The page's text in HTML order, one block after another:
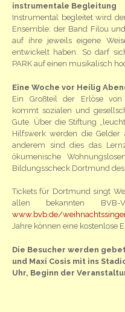
instrumentale Begleitung
Instrumental begleitet wird
Ensemble: der Band Filou
auf ihre jeweils eigene
entwickelt haben. So darf
PARK auf einen musikalisch
Eine Woche vor Heilig
Ein Großteil der Erlöse
kommt sozialen und
Gute. Über die Stiftung
Hilfswerk werden die
anderem sind dies das
ökumenische
Bildungsscheck Dortmund
Tickets für Dortmund singt
allen bekannten BVB-
www.bvb.de/
Jahre können eine kostenlose
Die Besucher werden
und Maxi Cosis mit ins
Uhr, Beginn der